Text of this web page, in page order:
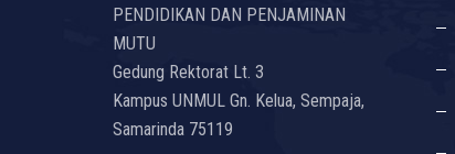
PENDIDIKAN DAN PENJAMINAN
MUTU
Gedung Rektorat Lt. 3
Kampus UNMUL Gn. Kelua, Sempaja,
Samarinda 75119